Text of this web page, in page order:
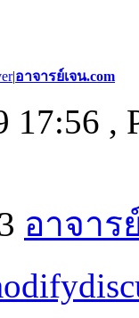
|อาจารย์เจน.com
17:56 ,
อาจาร